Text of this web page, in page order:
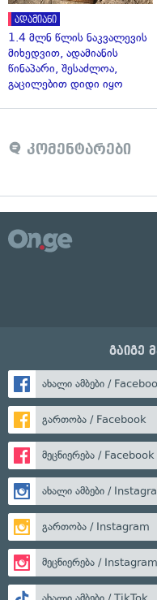
ადამიანი
1.4 მლნ წლის ნაკვალევის
მიხედვით, ადამიანის
წინაპარი, შესაძლოა,
გაცილებით დიდი იყო
კომენტარები
გაიგე
ახალი ამბები /
გართობა / Facebook
მეცნიერება / Facebook
ახალი ამბები /
გართობა / Instagram
მეცნიერება / Instagram